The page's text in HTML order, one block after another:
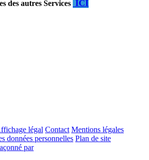
des autres Services ICI
légal Contact Mentions légales
données personnelles Plan de site
par